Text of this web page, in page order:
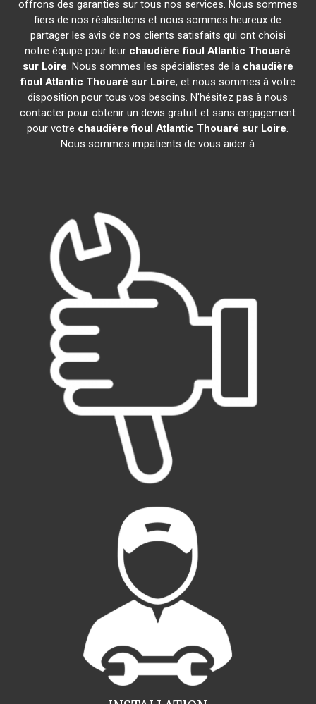
offrons des garanties sur tous nos services. Nous sommes
fiers de nos réalisations et nous sommes heureux de
partager les avis de nos clients satisfaits qui ont choisi
notre équipe pour leur chaudière fioul Atlantic Thouaré
sur Loire. Nous sommes les spécialistes de la chaudière
fioul Atlantic Thouaré sur Loire, et nous sommes à votre
disposition pour tous vos besoins. N'hésitez pas à nous
contacter pour obtenir un devis gratuit et sans engagement
pour votre chaudière fioul Atlantic Thouaré sur Loire.
Nous sommes impatients de vous aider à